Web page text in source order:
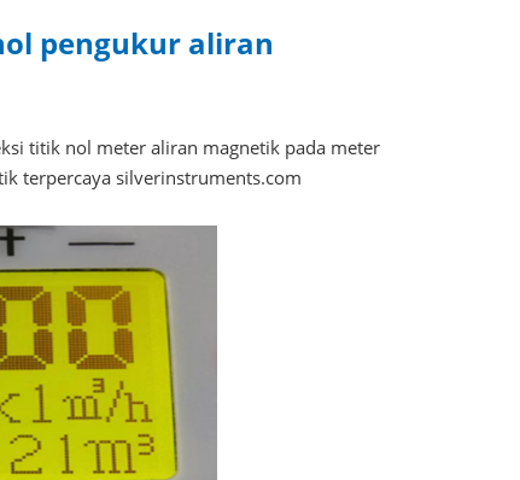
pengukur aliran
titik nol meter aliran magnetik pada meter
terpercaya silverinstruments.com